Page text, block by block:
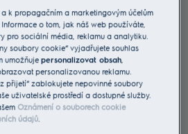
k propagačním a marketingovým účelům
o tom, jak náš web používáte,
pro sociální média, reklamu a analytiku.
soubory cookie“ vyjadřujete souhlas
umožňujepersonalizovat obsah,
personalizovanou reklamu.
přijetí“ zablokujete nepovinné soubory
uživatelské prostředí a dostupné služby.
Oznámení o souborech cookie
údajů.